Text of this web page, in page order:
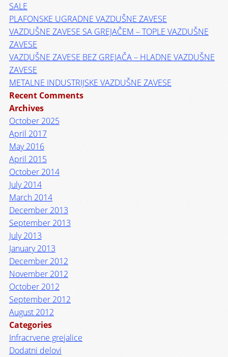
SALE
PLAFONSKE UGRADNE VAZDUŠNE ZAVESE
VAZDUŠNE ZAVESE SA GREJAČEM – TOPLE VAZDUŠNE
ZAVESE
VAZDUŠNE ZAVESE BEZ GREJAČA – HLADNE VAZDUŠNE
ZAVESE
METALNE INDUSTRIJSKE VAZDUŠNE ZAVESE
Recent Comments
Archives
October 2025
April 2017
May 2016
April 2015
October 2014
July 2014
March 2014
December 2013
September 2013
July 2013
January 2013
December 2012
November 2012
October 2012
September 2012
August 2012
Categories
Infracrvene grejalice
Dodatni delovi